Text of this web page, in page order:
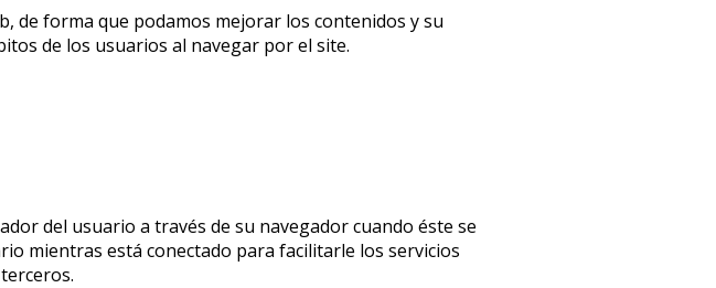
de forma que podamos mejorar los contenidos y su
de los usuarios al navegar por el site.
del usuario a través de su navegador cuando éste se
mientras está conectado para facilitarle los servicios